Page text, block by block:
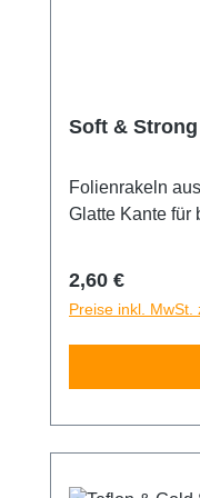
Soft &
Folienrakeln aus Kunststoff in zwei
Regulärer Preis:
2,60 €
Preise inkl. MwSt.